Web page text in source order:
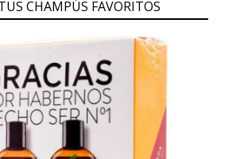
CHAMPÚS FAVORITOS